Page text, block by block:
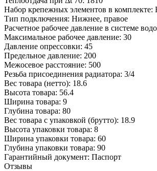
Набор крепежных элементов в комплекте:
Тип подключения: Нижнее, правое
Расчетное рабочее давление в системе
Максимальное рабочее давление: 30
Давление опрессовки: 45
Предельное давление: 200
Межосевое расстояние: 500
Резьба присоединения радиатора: 3/4
Вес товара (нетто): 18.6
Высота товара: 56.4
Ширина товара: 9
Глубина товара: 80
Вес товара с упаковкой (брутто): 18.9
Высота упаковки товара: 8
Ширина упаковки товара: 60
Глубина упаковки товара: 90
Гарантийный документ: Паспорт
Отзывы